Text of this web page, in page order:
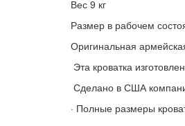
Вес 9 кг
Размер в рабочем
Оригинальная
Эта кроватка
Сделано в США
· Полные размеры